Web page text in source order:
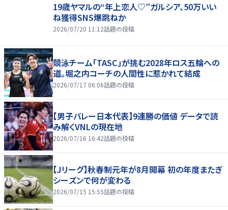
19歳ヤマルの“年上恋人♡”ガルシア、50万いい
ね獲得SNS爆跳ねか
2026/07/20 11:12話題の投稿
競泳チーム「TASC」が挑む2028年ロス五輪への
道。堀之内コーチの人間性に惹かれて結成
2026/07/17 06:06話題の投稿
【男子バレー日本代表】9連勝の価値 データで読
み解くVNLの現在地
2026/07/16 16:42話題の投稿
【Jリーグ】秋春制元年が8月開幕 初の年度またぎ
シーズンで何が変わる
2026/07/15 15:55話題の投稿